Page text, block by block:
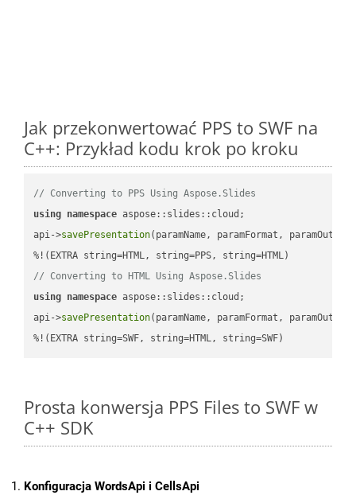
Jak przekonwertować PPS to SWF na
C++: Przykład kodu krok po kroku
// Converting to PPS Using Aspose.Slides
using namespace aspose::slides::cloud;
api->savePresentation(paramName, paramFormat,
// Converting to HTML Using Aspose.Slides
using namespace aspose::slides::cloud;
api->savePresentation(paramName, paramFormat,
%!(EXTRA string=SWF, string=HTML, string=SWF)
Prosta konwersja PPS Files to SWF w
C++ SDK
Konfiguracja WordsApi i CellsApi